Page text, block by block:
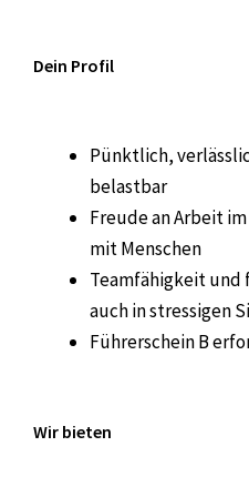
Dein Profil
Pünktlich,
belastbar
Freude an Arbeit
mit Menschen
Teamfähigkeit
auch in stressigen
Führerschein B
Wir bieten